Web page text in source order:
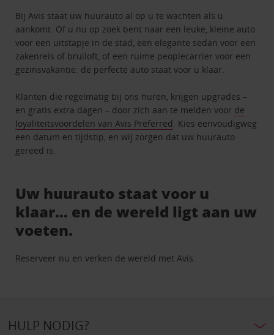
Bij Avis staat uw huurauto al op u te wachten als u
aankomt. Of u nu op zoek bent naar een leuke, kleine auto
voor een uitstapje in de stad, een elegante sedan voor een
zakenreis of bruiloft, of een ruime peoplecarrier voor een
gezinsvakantie: de perfecte auto staat voor u klaar.
Klanten die regelmatig bij ons huren, krijgen upgrades –
en gratis extra dagen – door zich aan te melden voor de
loyaliteitsvoordelen van Avis Preferred. Kies eenvoudigweg
een datum en tijdstip, en wij zorgen dat uw huurauto
gereed is.
Uw huurauto staat voor u
klaar… en de wereld ligt aan uw
voeten.
Reserveer nu en verken de wereld met Avis.
HULP NODIG?